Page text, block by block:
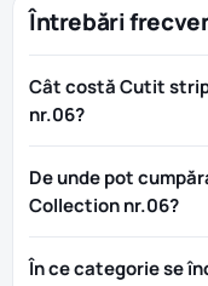
Întrebări
Cât costă Cutit
nr.06?
De unde pot
Collection nr.06?
În ce categorie se